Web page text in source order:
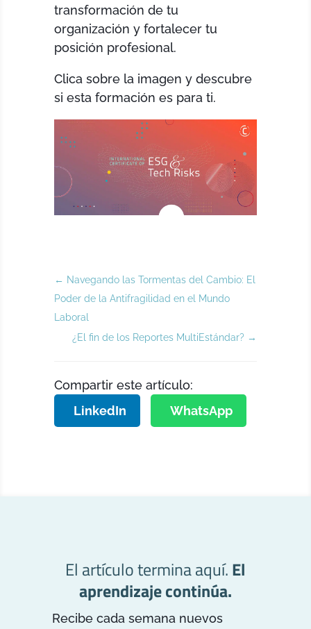
transformación de tu
organización y fortalecer tu
posición profesional.
Clica sobre la imagen y descubre
si esta formación es para ti.
← Navegando las Tormentas del Cambio: El
Poder de la Antifragilidad en el Mundo
Laboral
¿El fin de los Reportes MultiEstándar? →
Compartir este artículo:
LinkedIn
WhatsApp
El artículo termina aquí.El
aprendizaje continúa.
Recibe cada semana nuevos